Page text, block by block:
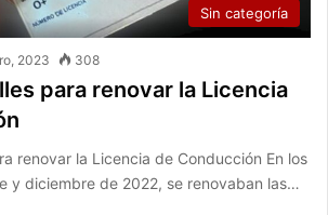
Sin categoría
2023 308
para renovar la Licencia
renovar la Licencia de Conducción En los
y diciembre de 2022, se renovaban las…